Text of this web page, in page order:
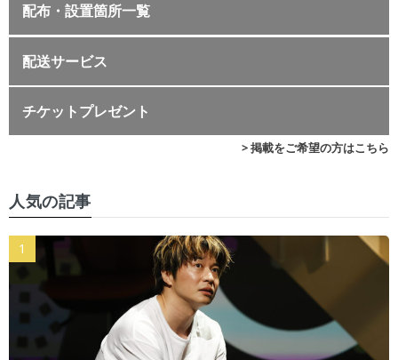
配布・設置箇所一覧
配送サービス
チケットプレゼント
> 掲載をご希望の方はこちら
人気の記事